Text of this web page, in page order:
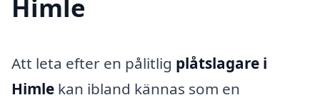
Himle
Att leta efter en pålitlig plåtslagare i
Himle kan ibland kännas som en